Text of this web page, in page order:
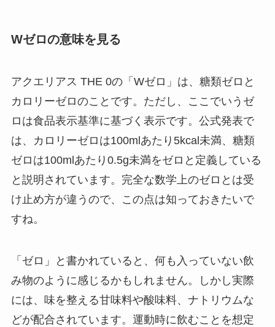
Wゼロの意味を見る
アクエリアス THE 0の「Wゼロ」は、糖類ゼロと
カロリーゼロのことです。ただし、ここでいうゼ
ロは食品表示基準に基づく表示です。公式発表で
は、カロリーゼロは100mlあたり5kcal未満、糖類
ゼロは100mlあたり0.5g未満をゼロと定義している
と説明されています。完全な数学上のゼロとは受
け止め方が違うので、この点は知っておきたいで
すね。
「ゼロ」と書かれていると、何も入っていない飲
み物のように感じるかもしれません。しかし実際
には、味を整える甘味料や酸味料、ナトリウムな
どが配合されています。運動時に飲むことを想定